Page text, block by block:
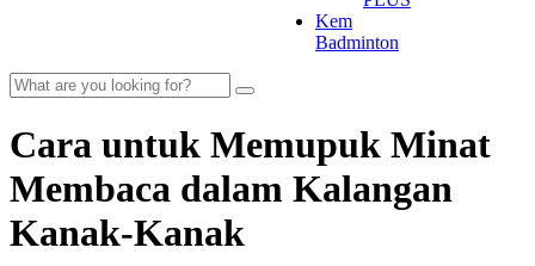
Kem
Badminton
Cara untuk Memupuk Minat
Membaca dalam Kalangan
Kanak-Kanak